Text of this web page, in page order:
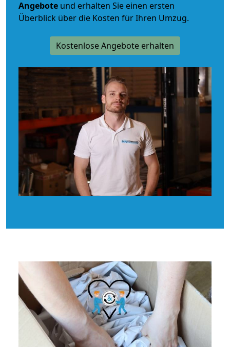
Angebote und erhalten Sie einen ersten
Überblick über die Kosten für Ihren Umzug.
Kostenlose Angebote erhalten